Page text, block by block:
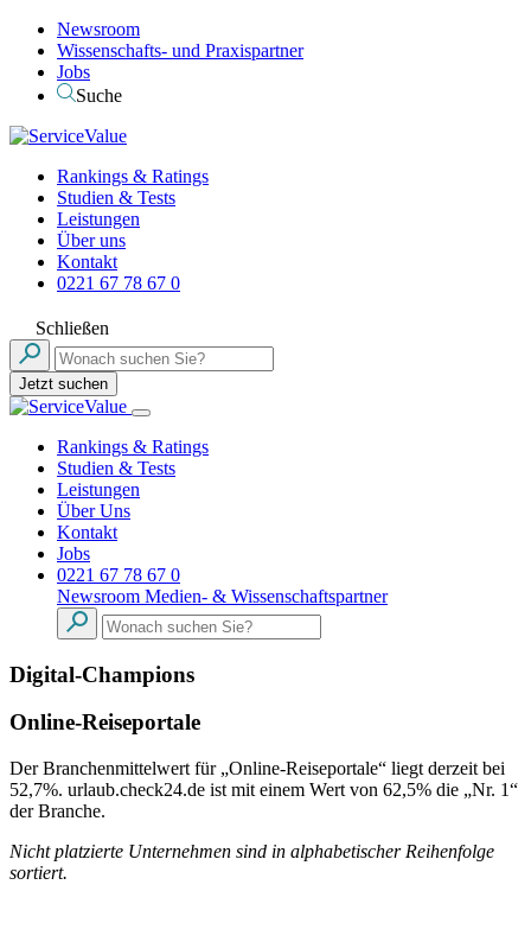
Newsroom
Wissenschafts- und Praxispartner
Jobs
Suche
Rankings & Ratings
Studien & Tests
Leistungen
Über uns
Kontakt
0221 67 78 67 0
Schließen
Jetzt suchen
Rankings & Ratings
Studien & Tests
Leistungen
Über Uns
Kontakt
Jobs
0221 67 78 67 0
Newsroom Medien- & Wissenschaftspartner
Digital-Champions
Online-Reiseportale
Der Branchenmittelwert für „Online-Reiseportale“ liegt derzeit bei
52,7%. urlaub.check24.de ist mit einem Wert von 62,5% die „Nr. 1“
der Branche.
Nicht platzierte Unternehmen sind in alphabetischer Reihenfolge
sortiert.